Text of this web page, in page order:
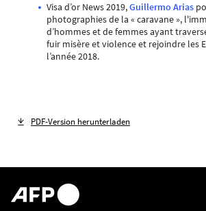
Visa d’or News 2019,Guillermo Arias
photographies de la « caravane »,
d’hommes et de femmes ayant
fuir misère et violence et rejoindre les
l’année 2018.
PDF-Version herunterladen